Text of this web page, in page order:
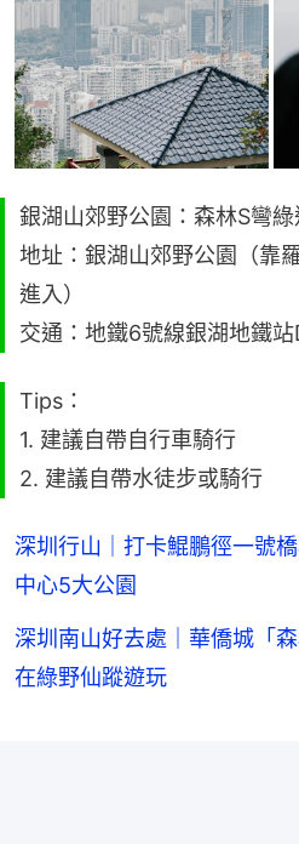
銀湖山郊野公園：森林S彎綠
地址：銀湖山郊野公園（靠
進入）
交通：地鐵6號線銀湖地鐵
Tips：
1. 建議自帶自行車騎行
2. 建議自帶水徒步或騎行
深圳行山｜打卡鯤鵬徑一號
中心5大公園
深圳南山好去處｜華僑城「
在綠野仙蹤遊玩